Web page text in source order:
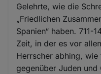
Gelehrte, wie die
„Friedlichen
Spanien“ haben. 711-
Zeit, in der es vor
Herrscher abhing,
gegenüber Juden